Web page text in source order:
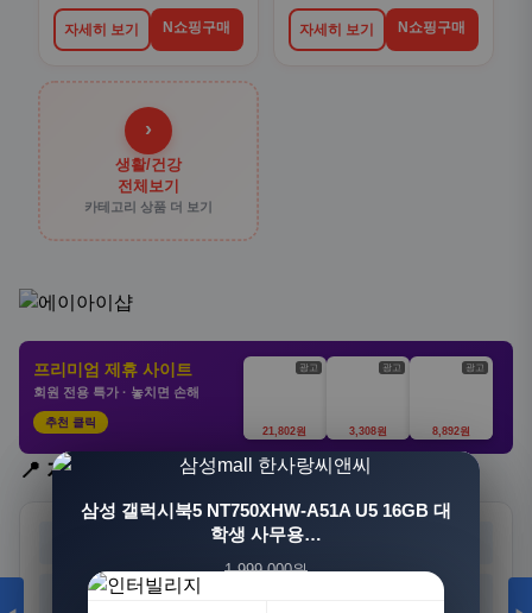
자세히 보기 N쇼핑구매 자세히 보기 N쇼핑구매
›
생활/건강
전체보기
카테고리 상품 더 보기
프리미엄 제휴 사이트
회원 전용 특가 · 놓치면 손해
추천 클릭
광고
21,802원
광고
3,308원
광고
8,892원
📍 지역 선택
부산 대구
광주 대전 세종
[3+1] 동국제약 마이핏 V 활성엽산 임신준비 임산
부영양 30정, 4개
100,000원
삼성 갤럭시북5 NT750XHW-A51A U5 16GB 대
학생 사무용…
1,999,000원